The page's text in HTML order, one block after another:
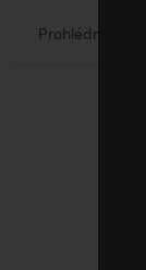
Prohlédněte si